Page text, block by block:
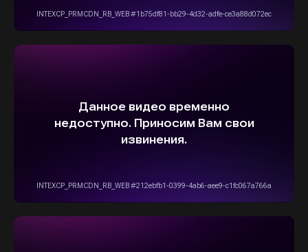
Информация на сайте не является
публичной офертой и носит исключительно